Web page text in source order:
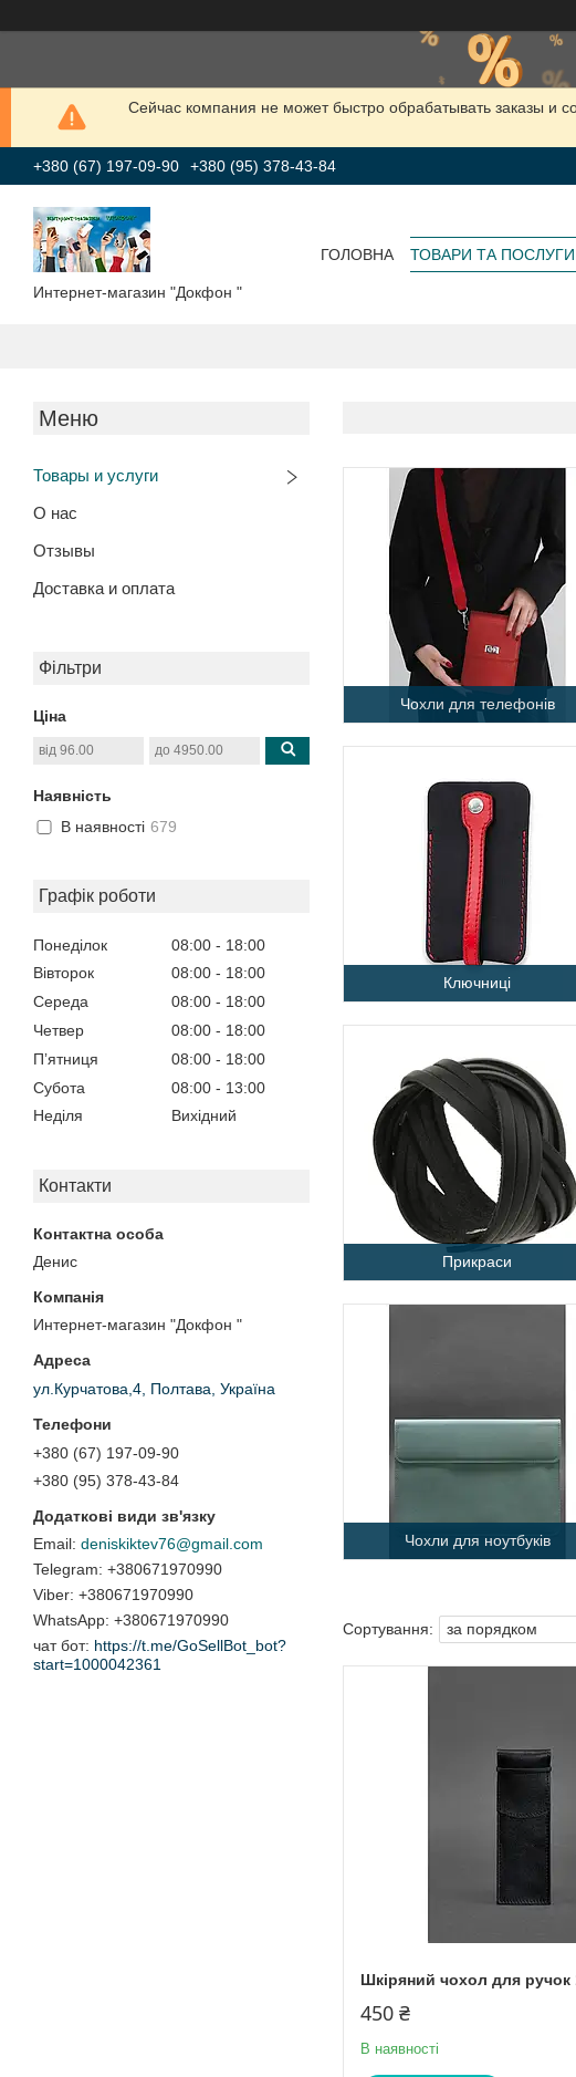
Сейчас компания не может быстро обрабатывать заказы и
+380 (67) 197-09-90 +380 (95) 378-43-84
Интернет-магазин "Докфон "
ГОЛОВНА ТОВАРИ ТА ПОСЛУГИ
Товары и услуги
О нас
Отзывы
Доставка и оплата
Фільтри
Ціна
Наявність
В наявності 679
Графік роботи
Понеділок 08:00
18:00
Вівторок
08:00
18:00
Середа
08:00
18:00
Четвер
08:00
18:00
Пʼятниця
08:00
18:00
Субота
08:00
13:00
Неділя
Вихідний
Контакти
Денис
Интернет-магазин "Докфон "
ул.Курчатова,4, Полтава, Україна
+380 (67) 197-09-90
+380 (95) 378-43-84
deniskiktev76@gmail.com
+380671970990
+380671970990
+380671970990
чат бот https://t.me/GoSellBot_bot?
start=1000042361
Чохли для телефонів
Ключниці
Прикраси
Чохли для ноутбуків
Шкіряний чохол для ручок
450 ₴
В наявності